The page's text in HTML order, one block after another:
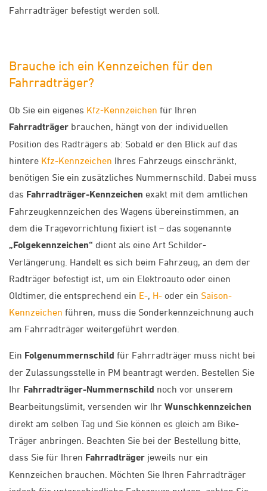
Fahrradträger befestigt werden soll.
Brauche ich ein Kennzeichen für den
Fahrradträger?
Ob Sie ein eigenes Kfz-Kennzeichen für Ihren
Fahrradträger brauchen, hängt von der individuellen
Position des Radträgers ab: Sobald er den Blick auf das
hintere Kfz-Kennzeichen Ihres Fahrzeugs einschränkt,
benötigen Sie ein zusätzliches Nummernschild. Dabei muss
das Fahrradträger-Kennzeichen exakt mit dem amtlichen
Fahrzeugkennzeichen des Wagens übereinstimmen, an
dem die Tragevorrichtung fixiert ist – das sogenannte
„Folgekennzeichen“ dient als eine Art Schilder-
Verlängerung. Handelt es sich beim Fahrzeug, an dem der
Radträger befestigt ist, um ein Elektroauto oder einen
Oldtimer, die entsprechend ein E-, H- oder ein Saison-
Kennzeichen führen, muss die Sonderkennzeichnung auch
am Fahrradträger weitergeführt werden.
Ein Folgenummernschild für Fahrradträger muss nicht bei
der Zulassungsstelle in PM beantragt werden. Bestellen Sie
Ihr Fahrradträger-Nummernschild noch vor unserem
Bearbeitungslimit, versenden wir Ihr Wunschkennzeichen
direkt am selben Tag und Sie können es gleich am Bike-
Träger anbringen. Beachten Sie bei der Bestellung bitte,
dass Sie für Ihren Fahrradträger jeweils nur ein
Kennzeichen brauchen. Möchten Sie Ihren Fahrradträger